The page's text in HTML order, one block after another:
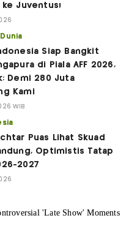
ke Juventus!
Siap Bangkit
di Piala AFF 2026,
Demi 280 Juta
Kami
WIB
Puas Lihat Skuad
Optimistis Tatap
2027